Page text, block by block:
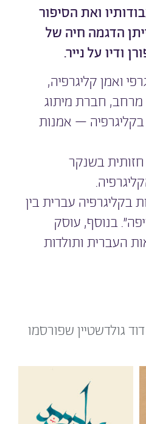
ואת הסיפור
הדגמה חיה של
ודיו על נייר.
ואמן קליגרפיה,
מרחב, חברת מיתוג
בקליגרפיה – אמנות
בשנקר
בקליגרפיה עברית בין
בנוסף, עוסק
העברית ותולדות
גולדשטיין שפורסמו